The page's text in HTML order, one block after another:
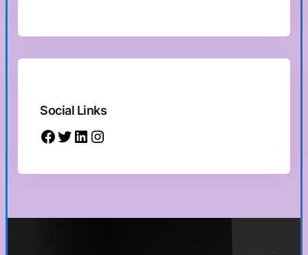
Social Links
Facebook Twitter LinkedIn Instagram